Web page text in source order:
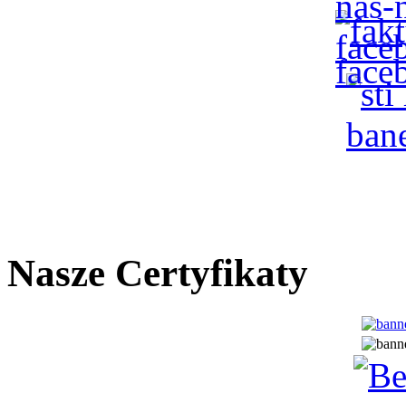
Nasze Certyfikaty